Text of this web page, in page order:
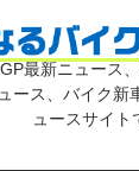
最新ニュース
ース、バイク新
ュースサイト